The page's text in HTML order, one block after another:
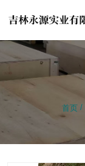
首页 /
首页 /